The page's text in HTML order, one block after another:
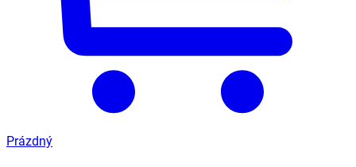
Prázdný